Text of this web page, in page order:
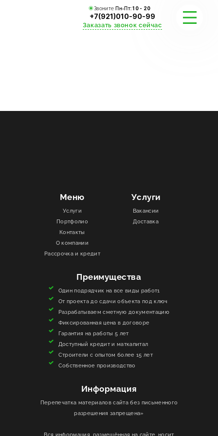
Звоните Пн-Пт:10 - 20
+7(921)010-90-99
Заказать звонок сейчас
СТОИМОСТЬ
О КОМПАНИИ
ИНФОРМАЦИЯ
Меню
Услуги
Портфолио
Контакты
О компании
Рассрочка и кредит
Услуги
Вакансии
Доставка
Преимущества
Один подрядчик на все виды работ1
От проекта до сдачи объекта под ключ
Разрабатываем сметную документацию
Фиксированная цена в договоре
Гарантия на работы 5 лет
Доступный кредит и маткапитал
Строители с опытом более 15 лет
Собственное производство
Информация
Перепечатка материалов сайта без письменного
разрешения запрещена»
Вся информация, размещённая на сайте, носит